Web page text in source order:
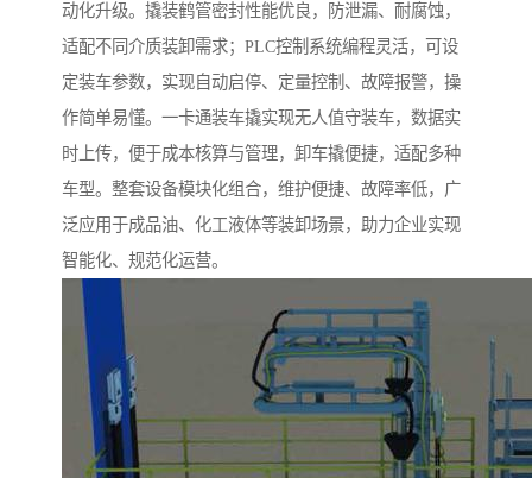
动化升级。撬装鹤管密封性能优良，防泄漏、耐腐蚀，
适配不同介质装卸需求；PLC控制系统编程灵活，可设
定装车参数，实现自动启停、定量控制、故障报警，操
作简单易懂。一卡通装车撬实现无人值守装车，数据实
时上传，便于成本核算与管理，卸车撬便捷，适配多种
车型。整套设备模块化组合，维护便捷、故障率低，广
泛应用于成品油、化工液体等装卸场景，助力企业实现
智能化、规范化运营。